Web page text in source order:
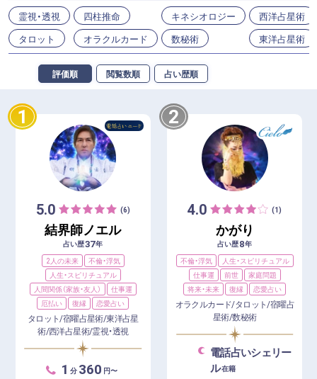
霊視・透視
タロット
四柱推命
オラクルカード
キネシオロジー
数秘術
西洋占星術
東洋占星術
評価順 閲覧数順 占い歴順
1
5.0 (6)
結界師ノエル
占い歴37年
2人の未来
不倫・浮気
人生・スピリチュアル
人間関係（家族・友人）
仕事運
厄払い
復縁 恋愛占い
タロット/宿曜占星術/東洋占星
術/西洋占星術/霊視・透視
1 分 360 円〜
2
4.0 (1)
かがり
占い歴8年
不倫・浮気
人生・スピリチュアル
仕事運
前世
家庭問題
将来・未来
復縁 恋愛占い
オラクルカード/タロット/宿曜占
星術/数秘術
電話占いシェリー
ル在籍